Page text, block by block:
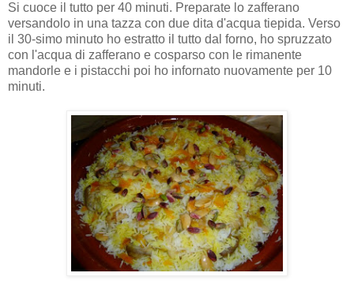
Si cuoce il tutto per 40 minuti. Preparate lo zafferano
versandolo in una tazza con due dita d'acqua tiepida. Verso
il 30-simo minuto ho estratto il tutto dal forno, ho spruzzato
con l'acqua di zafferano e cosparso con le rimanente
mandorle e i pistacchi poi ho infornato nuovamente per 10
minuti.